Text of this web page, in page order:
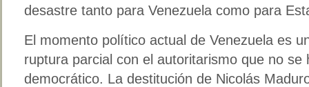
desastre tanto para Venezuela como para
El momento político actual de Venezuela es
ruptura parcial con el autoritarismo que no se
democrático. La destitución de Nicolás